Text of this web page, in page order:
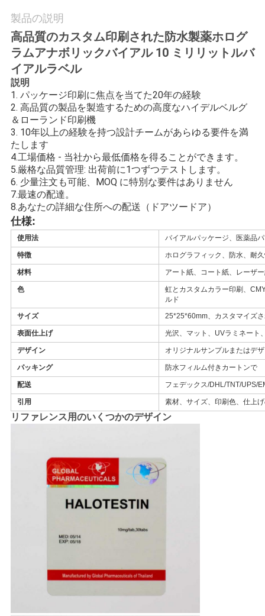
絡
し
な
さ
い
ニ
ュ
ー
ス
場
合
地
図
PRIVACY
POLICY
製品の説明
高品質のカスタム印刷された防水製薬ホログ
ラムアナボリックバイアル 10 ミリリットルバ
イアルラベル
説明
1. パッケージ印刷に焦点を当てた20年の経験
2. 高品質の製品を製造するための高度なハイデルベルグ
＆ローランド印刷機
3. 10年以上の経験を持つ設計チームがあらゆる要件を満
たします
4.工場価格 - 当社から最低価格を得ることができます。
5.厳格な品質管理: 出荷前に1つずつテストします。
6. 少量注文も可能、MOQ に特別な要件はありません
7.最速の配達。
8.あなたの詳細な住所への配送（ドアツードア）
仕様:
使用法 バイアルパッケージ、医薬品
特徴 ホログラフィック、防水、耐
材料 アート紙、コート紙、レーザ
色
虹とカスタムカラー印刷、
ルド
サイズ
25*25*60mm、カスタマイズ
表面仕上げ 光沢、マット、UVラミネート
デザイン オリジナルサンプルまたはデ
パッキング 防水フィルム付きカートンで
配送 フェデックス/DHL/TNT/UPS/
引用 素材、サイズ、印刷色、仕上
リファレンス用のいくつかのデザイン